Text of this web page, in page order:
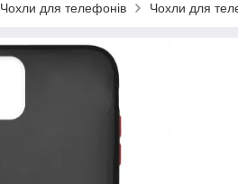
Чохли для телефонів Чохли для